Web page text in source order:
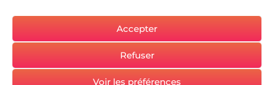
Accepter
Refuser
Voir les préférences
MENTIONS LÉGALES
SUIVEZ-NOUS !